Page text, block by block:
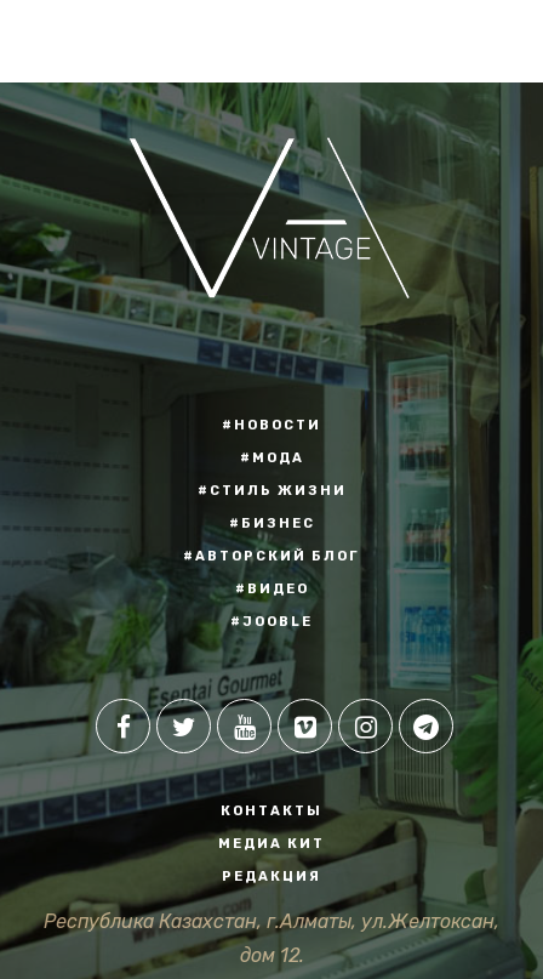
#НОВОСТИ
#МОДА
#СТИЛЬ ЖИЗНИ
#БИЗНЕС
#АВТОРСКИЙ БЛОГ
#ВИДЕО
#JOOBLE
КОНТАКТЫ
МЕДИА КИТ
РЕДАКЦИЯ
Республика Казахстан, г.Алматы, ул.Желтоксан,
дом 12.